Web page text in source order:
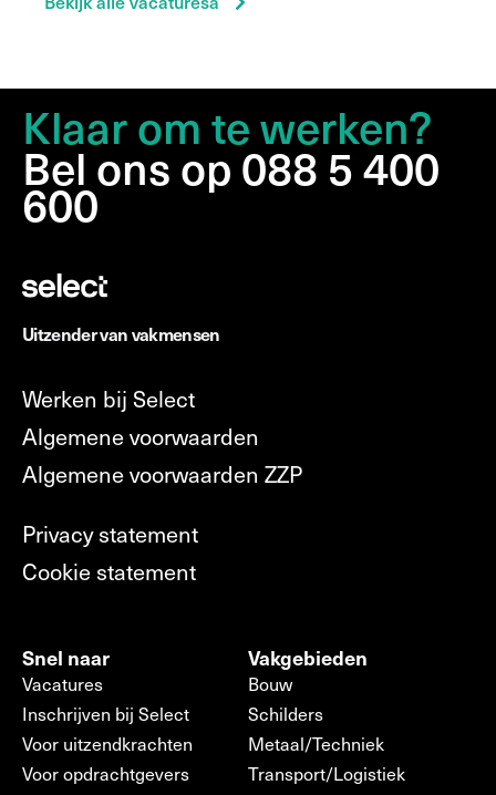
Klaar om te werken?
Bel ons op 088 5 400
600
Uitzender van vakmensen
Werken bij Select
Algemene voorwaarden
Algemene voorwaarden ZZP
Privacy statement
Cookie statement
Snel naar
Vacatures
Inschrijven bij Select
Voor uitzendkrachten
Voor opdrachtgevers
Vakgebieden
Bouw
Schilders
Metaal/Techniek
Transport/Logistiek